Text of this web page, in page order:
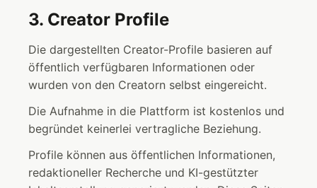
3. Creator Profile
Die dargestellten Creator-Profile basieren auf
öffentlich verfügbaren Informationen oder
wurden von den Creatorn selbst eingereicht.
Die Aufnahme in die Plattform ist kostenlos und
begründet keinerlei vertragliche Beziehung.
Profile können aus öffentlichen Informationen,
redaktioneller Recherche und KI-gestützter